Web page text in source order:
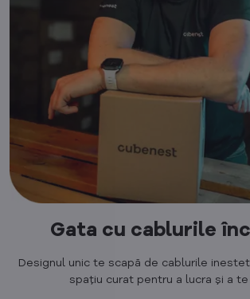
Gata cu cablurile
Designul unic te scapă de cablurile
spațiu curat pentru a lucra și a te